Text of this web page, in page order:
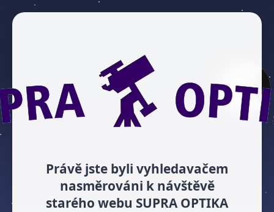
Právě jste byli vyhledavačem
nasměrováni k návštěvě
starého webu SUPRA OPTIKA